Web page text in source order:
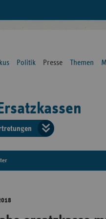
Politik Presse Themen
der